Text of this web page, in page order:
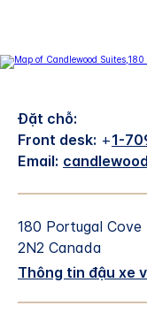
Đặt chỗ:
Front desk: +1-
Email:
180 Portugal Cove
2N2 Canada
Thông tin đậu xe